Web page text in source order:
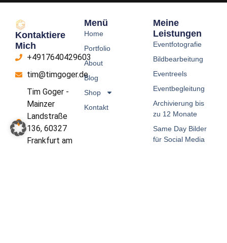
n
Kontaktiere
Mich
+4917640429603
tim@timgoger.de
Tim Goger -
Mainzer
Landstraße
136, 60327
Frankfurt am
Menü
Home
Portfolio
About
Blog
Shop
Kontakt
Meine
Leistungen
Eventfotografie
Bildbearbeitung
Eventreels
Eventbegleitung
Archivierung bis
zu 12 Monate
Same Day Bilder
für Social Media